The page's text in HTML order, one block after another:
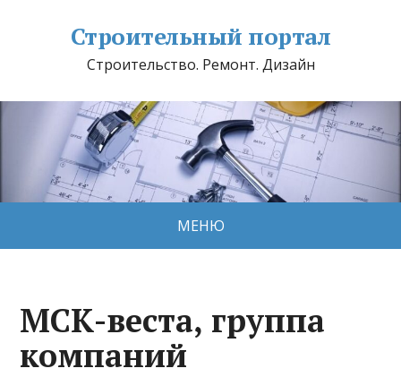
Строительный портал
Строительство. Ремонт. Дизайн
МЕНЮ
МСК-веста, группа
компаний